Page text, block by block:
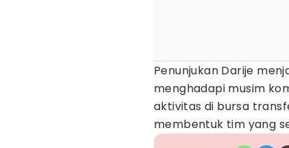
Penunjukan Darije
menghadapi musim
aktivitas di bursa
membentuk tim yang